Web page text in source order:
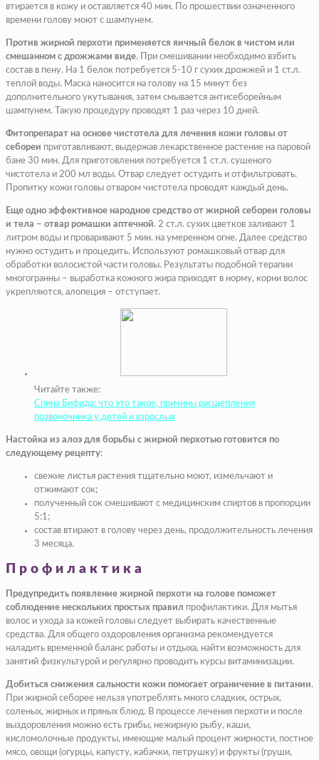
втирается в кожу и оставляется 40 мин. По прошествии означенного
времени голову моют с шампунем.
Против жирной перхоти применяется яичный белок в чистом или
смешанном с дрожжами виде. При смешивании необходимо взбить
состав в пену. На 1 белок потребуется 5-10 г сухих дрожжей и 1 ст.л.
теплой воды. Маска наносится на голову на 15 минут без
дополнительного укутывания, затем смывается антисеборейным
шампунем. Такую процедуру проводят 1 раз через 10 дней.
Фитопрепарат на основе чистотела для лечения кожи головы от
себореи приготавливают, выдержав лекарственное растение на паровой
бане 30 мин. Для приготовления потребуется 1 ст.л. сушеного
чистотела и 200 мл воды. Отвар следует остудить и отфильтровать.
Пропитку кожи головы отваром чистотела проводят каждый день.
Еще одно эффективное народное средство от жирной себореи головы
и тела – отвар ромашки аптечной. 2 ст.л. сухих цветков заливают 1
литром воды и проваривают 5 мин. на умеренном огне. Далее средство
нужно остудить и процедить. Используют ромашковый отвар для
обработки волосистой части головы. Результаты подобной терапии
многогранны – выработка кожного жира приходят в норму, корни волос
укрепляются, алопеция – отступает.
Читайте также:
Спина Бифида: что это такое, причины расщепления
позвоночника у детей и взрослых
Настойка из алоэ для борьбы с жирной перхотью готовится по
следующему рецепту:
свежие листья растения тщательно моют, измельчают и
отжимают сок;
полученный сок смешивают с медицинским спиртов в пропорции
5:1;
состав втирают в голову через день, продолжительность лечения
3 месяца.
Профилактика
Предупредить появление жирной перхоти на голове поможет
соблюдение нескольких простых правил профилактики. Для мытья
волос и ухода за кожей головы следует выбирать качественные
средства. Для общего оздоровления организма рекомендуется
наладить временной баланс работы и отдыха, найти возможность для
занятий физкультурой и регулярно проводить курсы витаминизации.
Добиться снижения сальности кожи помогает ограничение в питании.
При жирной себорее нельзя употреблять много сладких, острых,
соленых, жирных и пряных блюд. В процессе лечения перхоти и после
выздоровления можно есть грибы, нежирную рыбу, каши,
кисломолочные продукты, имеющие малый процент жирности, постное
мясо, овощи (огурцы, капусту, кабачки, петрушку) и фрукты (груши,